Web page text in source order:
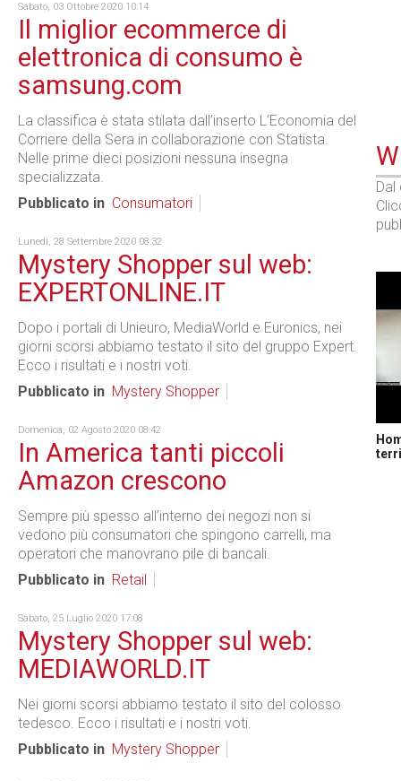
Sabato, 03 Ottobre 2020 10:14
Il miglior ecommerce di
elettronica di consumo è
samsung.com
La classifica è stata stilata dall’inserto L’Economia del
Corriere della Sera in collaborazione con Statista.
Nelle prime dieci posizioni nessuna insegna
specializzata.
Pubblicato in Consumatori
Lunedì, 28 Settembre 2020 08:32
Mystery Shopper sul web:
EXPERTONLINE.IT
Dopo i portali di Unieuro, MediaWorld e Euronics, nei
giorni scorsi abbiamo testato il sito del gruppo Expert.
Ecco i risultati e i nostri voti.
Pubblicato in Mystery Shopper
Domenica, 02 Agosto 2020 08:42
In America tanti piccoli
Amazon crescono
Sempre più spesso all’interno dei negozi non si
vedono più consumatori che spingono carrelli, ma
operatori che manovrano pile di bancali.
Pubblicato in Retail
Sabato, 25 Luglio 2020 17:08
Mystery Shopper sul web:
MEDIAWORLD.IT
Nei giorni scorsi abbiamo testato il sito del colosso
tedesco. Ecco i risultati e i nostri voti.
Pubblicato in Mystery Shopper